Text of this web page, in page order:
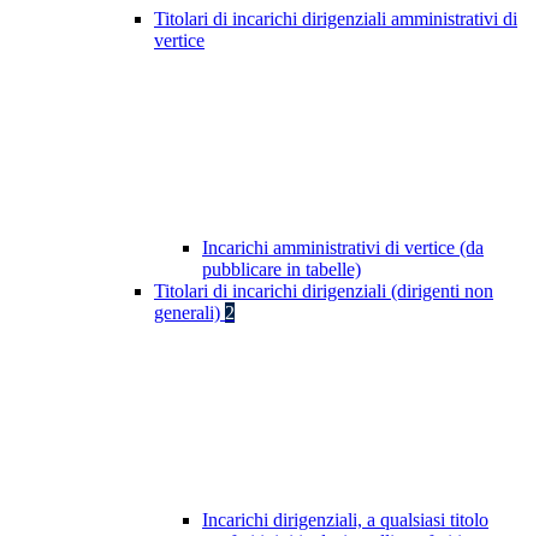
Titolari di incarichi dirigenziali amministrativi di
vertice
Incarichi amministrativi di vertice (da
pubblicare in tabelle)
Titolari di incarichi dirigenziali (dirigenti non
generali) 2
Incarichi dirigenziali, a qualsiasi titolo